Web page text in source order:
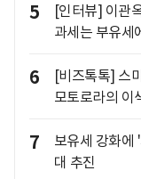
5
[인터뷰] 이관
과세는 부유세
6
[비즈톡톡] 스
모토로라의 이
7
보유세 강화
대 추진